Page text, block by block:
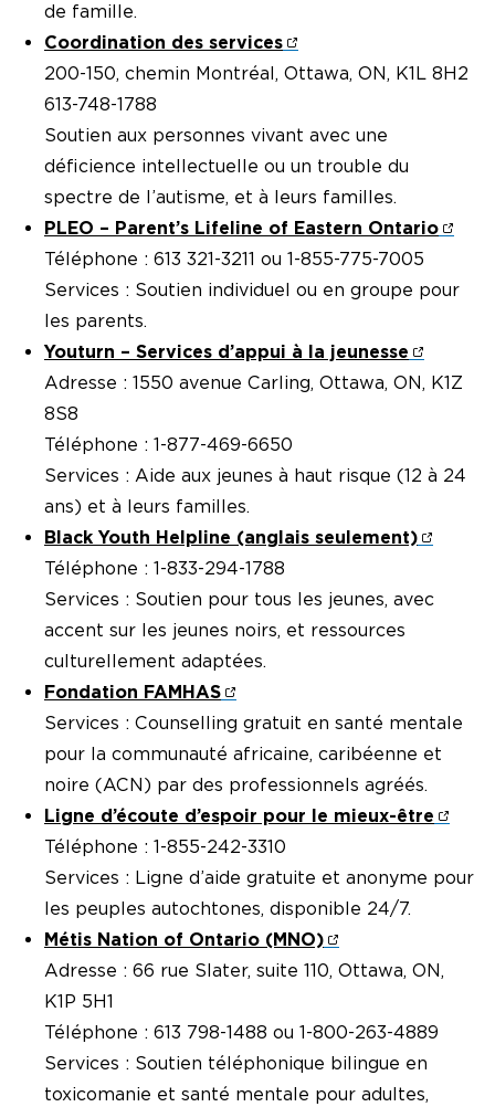
de famille.
Coordination des services
200-150, chemin Montréal, Ottawa, ON, K1L 8H2
613-748-1788
Soutien aux personnes vivant avec une
déficience intellectuelle ou un trouble du
spectre de l’autisme, et à leurs familles.
PLEO – Parent’s Lifeline of Eastern Ontario
Téléphone : 613 321-3211 ou 1-855-775-7005
Services : Soutien individuel ou en groupe pour
les parents.
Youturn – Services d’appui à la jeunesse
Adresse : 1550 avenue Carling, Ottawa, ON, K1Z
8S8
Téléphone : 1-877-469-6650
Services : Aide aux jeunes à haut risque (12 à 24
ans) et à leurs familles.
Black Youth Helpline (anglais seulement)
Téléphone : 1-833-294-1788
Services : Soutien pour tous les jeunes, avec
accent sur les jeunes noirs, et ressources
culturellement adaptées.
Fondation FAMHAS
Services : Counselling gratuit en santé mentale
pour la communauté africaine, caribéenne et
noire (ACN) par des professionnels agréés.
Ligne d’écoute d’espoir pour le mieux-être
Téléphone : 1-855-242-3310
Services : Ligne d’aide gratuite et anonyme pour
les peuples autochtones, disponible 24/7.
Métis Nation of Ontario (MNO)
Adresse : 66 rue Slater, suite 110, Ottawa, ON,
K1P 5H1
Téléphone : 613 798-1488 ou 1-800-263-4889
Services : Soutien téléphonique bilingue en
toxicomanie et santé mentale pour adultes,